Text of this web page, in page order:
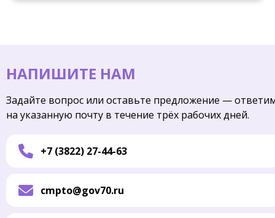
НАПИШИТЕ НАМ
Задайте вопрос или оставьте предложение —
на указанную почту в течение трёх рабочих дней.
+7 (3822) 27-44-63
cmpto@gov70.ru